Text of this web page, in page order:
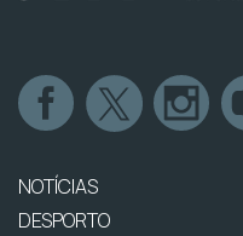
NOTÍCIAS
DESPORTO